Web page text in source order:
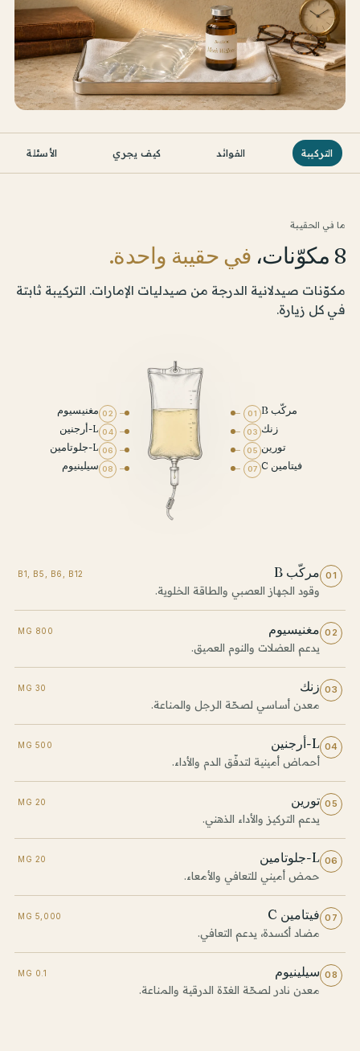
التركيبة الفوائد كيف يجري الأسئلة
ما في الحقيبة
8 مكوّنات، في حقيبة واحدة.
مكوّنات صيدلانية الدرجة من صيدليات الإمارات. التركيبة ثابتة
في كل زيارة.
01 مركّب B
03 زنك
05 تورين
07 فيتامين C
02 مغنيسيوم
04 L-أرجنين
06 L-جلوتامين
08 سيلينيوم
01 مركّب B B1, B5, B6, B12
وقود الجهاز العصبي والطاقة الخلوية.
02 مغنيسيوم 800 MG
يدعم العضلات والنوم العميق.
03 زنك 30 MG
معدن أساسي لصحّة الرجل والمناعة.
04 L-أرجنين 500 MG
أحماض أمينية لتدفّق الدم والأداء.
05 تورين 20 MG
يدعم التركيز والأداء الذهني.
06 L-جلوتامين 20 MG
حمض أميني للتعافي والأمعاء.
07 فيتامين C 5,000 MG
مضاد أكسدة، يدعم التعافي.
08 سيلينيوم 0.1 MG
معدن نادر لصحّة الغدّة الدرقية والمناعة.